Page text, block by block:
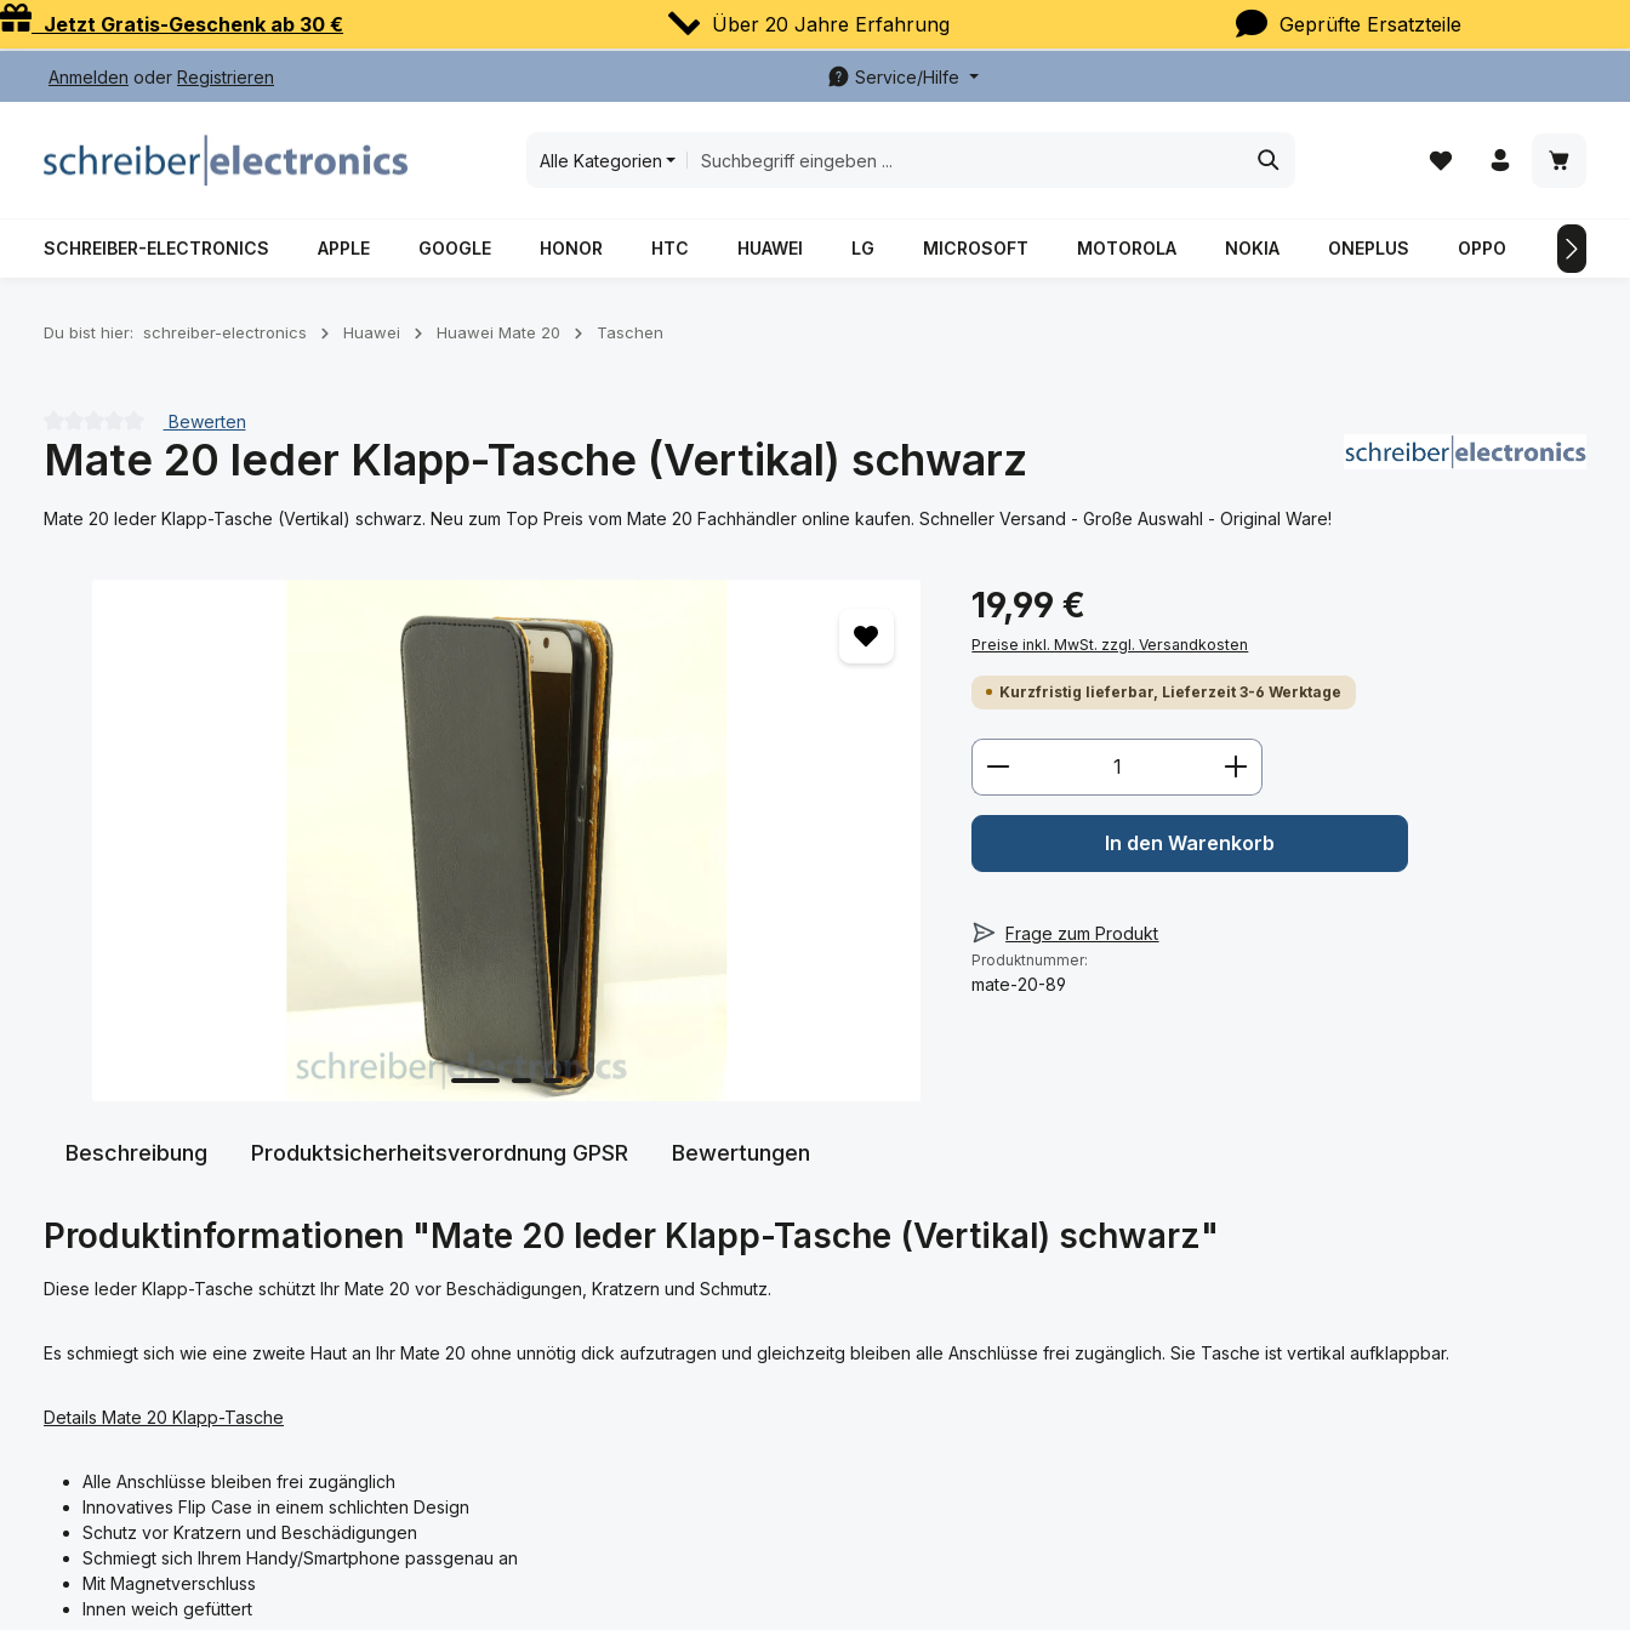
Hauptinhalt springen
Zur Suche springen
Zur Hauptnavigation springen
Jetzt Gratis-Geschenk ab 30 € Über 20 Jahre Erfahrung Geprüfte Ersatzteile
Anmelden oder Registrieren Service/Hilfe
Alle Kategorien
Du hast 0 Produkte
SCHREIBER-ELECTRONICS APPLE GOOGLE HONOR HTC HUAWEI LG MICROSOFT MOTOROLA NOKIA ONEPLUS OPPO
Du bist hier: schreiber-electronics Huawei Huawei Mate 20 Taschen
Durchschnittliche Bewertung von 0 von 5 Sternen
Bewerten
Mate 20 leder Klapp-Tasche (Vertikal) schwarz
Mate 20 leder Klapp-Tasche (Vertikal) schwarz. Neu zum Top Preis vom Mate 20 Fachhändler online kaufen. Schneller Versand - Große Auswahl - Original Ware!
19,99 €
Preise inkl. MwSt. zzgl. Versandkosten
Kurzfristig lieferbar, Lieferzeit 3-6 Werktage
Produkt Anzahl: Gib den gewünschten Wert
In den Warenkorb
Frage zum Produkt
Produktnummer:
mate-20-89
Beschreibung Produktsicherheitsverordnung GPSR Bewertungen
Produktinformationen "Mate 20 leder Klapp-Tasche (Vertikal) schwarz"
Diese leder Klapp-Tasche schützt Ihr Mate 20 vor Beschädigungen, Kratzern und Schmutz.
Es schmiegt sich wie eine zweite Haut an Ihr Mate 20 ohne unnötig dick aufzutragen und gleichzeitg bleiben alle Anschlüsse frei zugänglich. Sie Tasche ist vertikal aufklappbar.
Details Mate 20 Klapp-Tasche
Alle Anschlüsse bleiben frei zugänglich
Innovatives Flip Case in einem schlichten Design
Schutz vor Kratzern und Beschädigungen
Schmiegt sich Ihrem Handy/Smartphone passgenau an
Mit Magnetverschluss
Innen weich gefüttert